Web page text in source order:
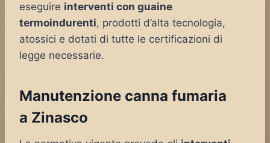
eseguire interventi con guaine
termoindurenti, prodotti d’alta tecnologia,
atossici e dotati di tutte le certificazioni di
legge necessarie.
Manutenzione canna fumaria
a Zinasco